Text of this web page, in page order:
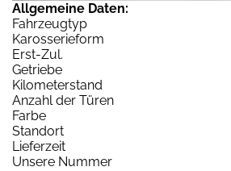
Allgemeine Daten:
Fahrzeugtyp
Karosserieform
Erst-Zul.
Getriebe
Kilometerstand
Anzahl der Türen
Farbe
Standort
Lieferzeit
Unsere Nummer